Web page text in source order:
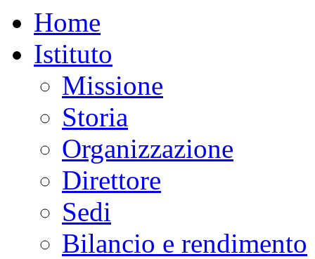
Home
Istituto
Missione
Storia
Organizzazione
Direttore
Sedi
Bilancio e rendimento